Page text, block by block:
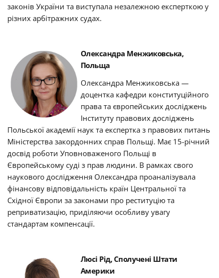
законів України та виступала незалежною експерткою у
різних арбітражних судах.
Олександра Менжиковська,
Польща
Олександра Менжиковська —
доцентка кафедри конституційного
права та європейських досліджень
Інституту правових досліджень
Польської академії наук та експертка з правових питань
Міністерства закордонних справ Польщі. Має 15-річний
досвід роботи Уповноваженого Польщі в
Європейському суді з прав людини. В рамках свого
наукового дослідження Олександра проаналізувала
фінансову відповідальність країн Центральної та
Східної Європи за законами про реституцію та
реприватизацію, приділяючи особливу увагу
стандартам компенсації.
Люсі Рід, Сполучені Штати
Америки